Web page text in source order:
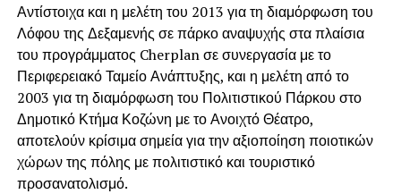
Αντίστοιχα και η μελέτη του 2013 για τη διαμόρφωση του
Λόφου της Δεξαμενής σε πάρκο αναψυχής στα πλαίσια
του προγράμματος Cherplan σε συνεργασία με το
Περιφερειακό Ταμείο Ανάπτυξης, και η μελέτη από το
2003 για τη διαμόρφωση του Πολιτιστικού Πάρκου στο
Δημοτικό Κτήμα Κοζώνη με το Ανοιχτό Θέατρο,
αποτελούν κρίσιμα σημεία για την αξιοποίηση ποιοτικών
χώρων της πόλης με πολιτιστικό και τουριστικό
προσανατολισμό.